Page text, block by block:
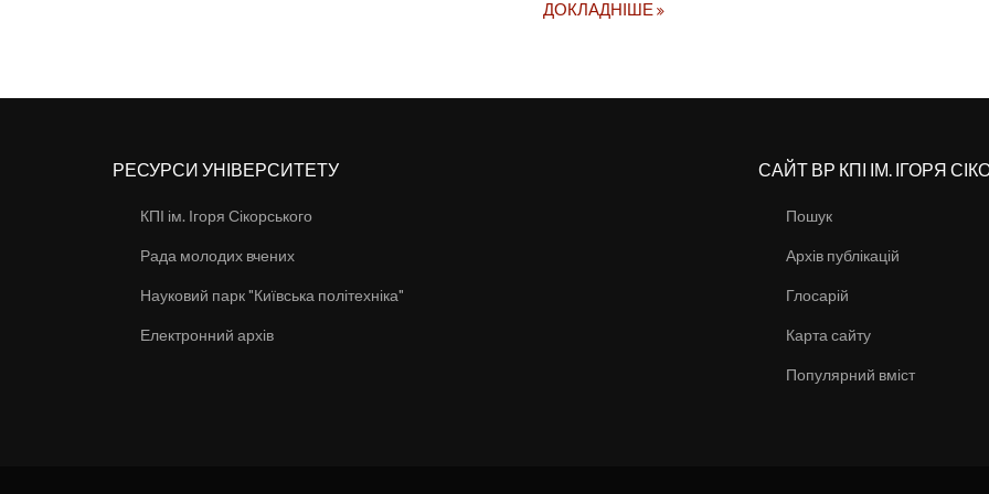
ДОКЛАДНІШЕ
РЕСУРСИ УНІВЕРСИТЕТУ
КПІ ім. Ігоря Сікорського
Рада молодих вчених
Науковий парк "Київська політехніка"
Електронний архів
САЙТ ВР КПІ ІМ. ІГОРЯ
Пошук
Архів публікацій
Глосарій
Карта сайту
Популярний вміст